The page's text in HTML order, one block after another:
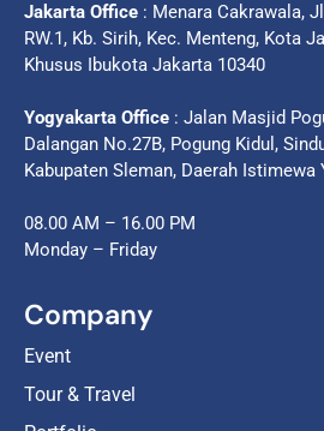
Jakarta Office : Menara Cakrawala,
RW.1, Kb. Sirih, Kec. Menteng, Kota
Khusus Ibukota Jakarta 10340
Yogyakarta Office : Jalan Masjid
Dalangan No.27B, Pogung Kidul,
Kabupaten Sleman, Daerah Istimewa
08.00 AM – 16.00 PM
Monday – Friday
Company
Event
Tour & Travel